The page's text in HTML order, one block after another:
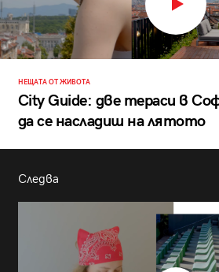
НЕЩАТА ОТ ЖИВОТА
City Guide: две тераси в
да се насладиш на лятото
Следва